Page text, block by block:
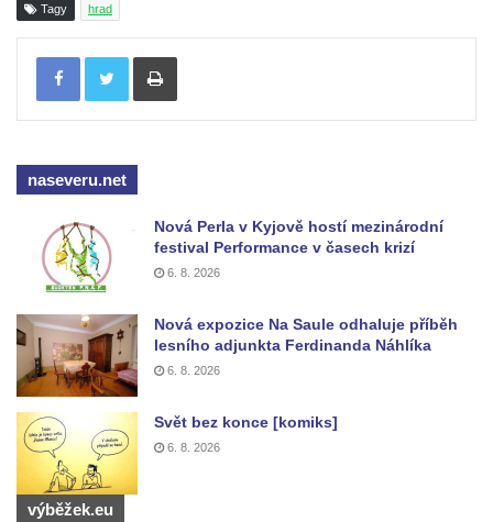
Tagy hrad
Tisknout
naseveru.net
Nová Perla v Kyjově hostí mezinárodní
festival Performance v časech krizí
6. 8. 2026
Nová expozice Na Saule odhaluje příběh
lesního adjunkta Ferdinanda Náhlíka
6. 8. 2026
Svět bez konce [komiks]
6. 8. 2026
výběžek.eu